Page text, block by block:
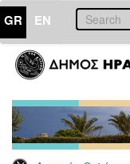
GR EN
ΔΗΜΟΣ
Δελτία
Τύπου
Αρχείο